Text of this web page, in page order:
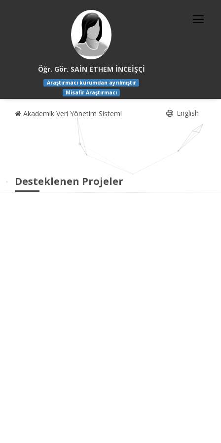
Öğr. Gör. SAİN ETHEM İNCEİŞÇİ
Araştırmacı kurumdan ayrılmıştır
Misafir Araştırmacı
Akademik Veri Yönetim Sistemi English
Desteklenen Projeler